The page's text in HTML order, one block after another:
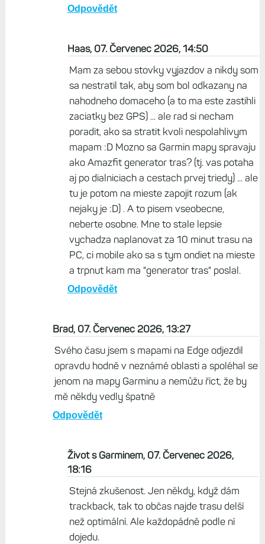
Odpovědět
Haas, 07. Červenec 2026, 14:50
Mam za sebou stovky vyjazdov a nikdy som
sa nestratil tak, aby som bol odkazany na
nahodneho domaceho (a to ma este zastihli
zaciatky bez GPS) ... ale rad si necham
poradit, ako sa stratit kvoli nespolahlivym
mapam :D Mozno sa Garmin mapy spravaju
ako Amazfit generator tras? (tj. vas potaha
aj po dialniciach a cestach prvej triedy) ... ale
tu je potom na mieste zapojit rozum (ak
nejaky je :D) . A to pisem vseobecne,
neberte osobne. Mne to stale lepsie
vychadza naplanovat za 10 minut trasu na
PC, ci mobile ako sa s tym ondiet na mieste
a trpnut kam ma "generator tras" poslal.
Odpovědět
Brad, 07. Červenec 2026, 13:27
Svého času jsem s mapami na Edge odjezdil
opravdu hodně v neznámé oblasti a spoléhal se
jenom na mapy Garminu a nemůžu říct, že by
mě někdy vedly špatně
Odpovědět
Život s Garminem, 07. Červenec 2026,
18:16
Stejná zkušenost. Jen někdy, když dám
trackback, tak to občas najde trasu delší
než optimální. Ale každopádně podle ní
dojedu.